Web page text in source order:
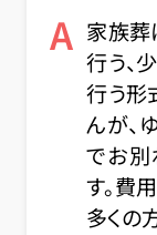
A 家族葬
行う、
行う形
んが、
でお別
す。費
多くの